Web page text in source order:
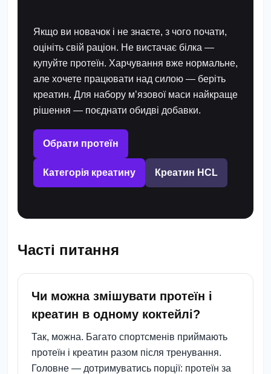
Якщо ви новачок і не знаєте, з чого почати,
оцініть свій раціон. Не вистачає білка —
купуйте протеїн. Харчування вже нормальне,
але хочете працювати над силою — беріть
креатин. Для набору м’язової маси найкраще
рішення — поєднати обидві добавки.
Обрати протеїн
Категорія креатину Креатин HCL
Часті питання
Чи можна змішувати протеїн і
креатин в одному коктейлі?
Так, можна. Багато спортсменів приймають
протеїн і креатин разом після тренування.
Головне — дотримуватись порції: протеїн за